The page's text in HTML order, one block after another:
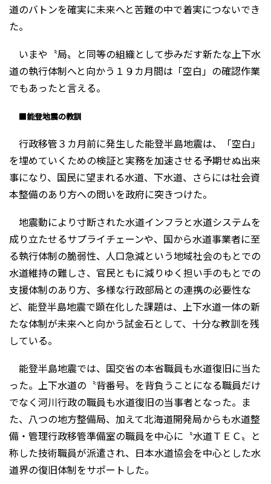
道のバトンを確実に未来へと苦難の中で着実につないでき
た。
いまや〝局〟と同等の組織として歩みだす新たな上下水
道の執行体制へと向かう１９カ月間は「空白」の確認作業
でもあったと言える。
■能登地震の教訓
行政移管３カ月前に発生した能登半島地震は、「空白」
を埋めていくための検証と実務を加速させる予期せぬ出来
事になり、国民に望まれる水道、下水道、さらには社会資
本整備のあり方への問いを政府に突きつけた。
地震動により寸断された水道インフラと水道システムを
成り立たせるサプライチェーンや、国から水道事業者に至
る執行体制の脆弱性、人口急減という地域社会のもとでの
水道維持の難しさ、官民ともに減りゆく担い手のもとでの
支援体制のあり方、多様な行政部局との連携の必要性な
ど、能登半島地震で顕在化した課題は、上下水道一体の新
たな体制が未来へと向かう試金石として、十分な教訓を残
している。
能登半島地震では、国交省の本省職員も水道復旧に当た
った。上下水道の〝背番号〟を背負うことになる職員だけ
でなく河川行政の職員も水道復旧の当事者となった。ま
た、八つの地方整備局、加えて北海道開発局からも水道整
備・管理行政移管準備室の職員を中心に〝水道ＴＥＣ〟と
称した技術職員が派遣され、日本水道協会を中心とした水
道界の復旧体制をサポートした。